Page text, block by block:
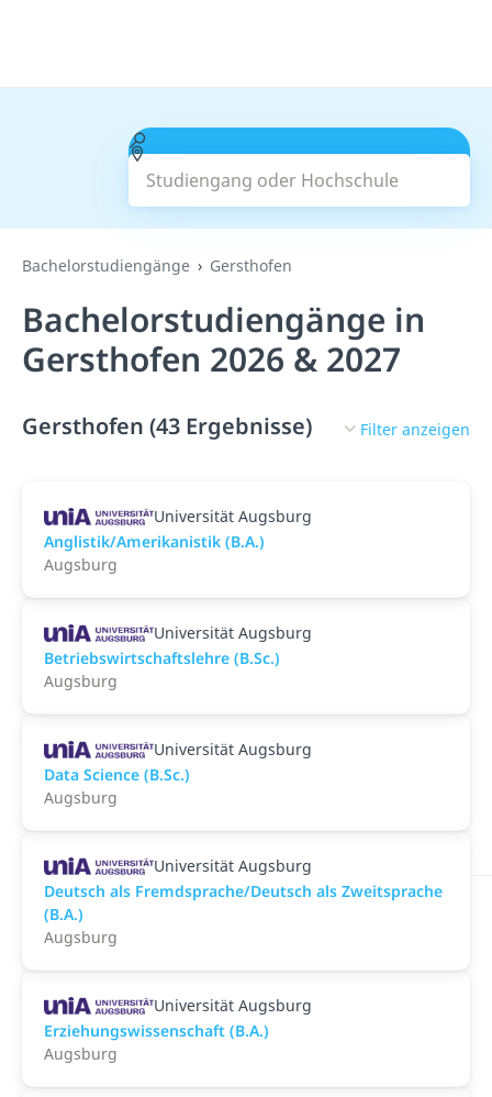
Studiengang oder Hochschule
Suchen
Bachelorstudiengänge Gersthofen
Bachelorstudiengänge in
Gersthofen 2026 & 2027
Gersthofen (43 Ergebnisse) Filter anzeigen
Universität Augsburg
Anglistik/Amerikanistik (B.A.)
Augsburg
Universität Augsburg
Betriebswirtschaftslehre (B.Sc.)
Augsburg
Universität Augsburg
Data Science (B.Sc.)
Augsburg
Universität Augsburg
Deutsch als Fremdsprache/Deutsch als Zweitsprache
(B.A.)
Augsburg
Universität Augsburg
Erziehungswissenschaft (B.A.)
Augsburg